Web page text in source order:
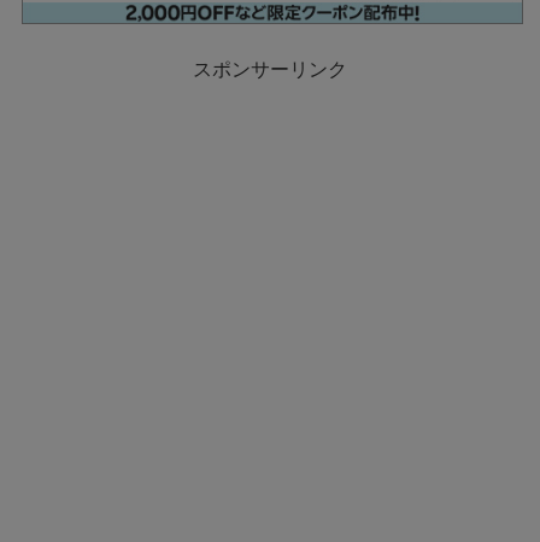
スポンサーリンク